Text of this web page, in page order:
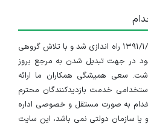
سایت ایران استخدام در تاریخ ۱۳۹۱/۱/۱۰ راه اندازی شد و با تلاش گروهی
در جهت تبدیل شدن به مرجع بروز
سعی همیشگی همکاران ما ارائه
خدمت بازدیدکنندگان محترم
به صورت مستقل و خصوصی اداره
سازمان دولتی نمی باشد، این سایت